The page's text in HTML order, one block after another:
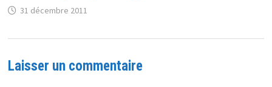
31 décembre 2011
Laisser un commentaire